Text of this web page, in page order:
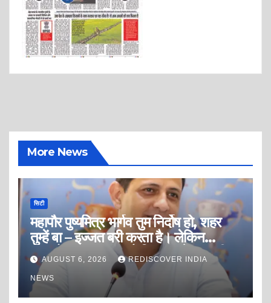
More News
सिटी
महापौर पुष्यमित्र भार्गव तुम निर्दोष हो, शहर
तुम्हें बा – इज्जत बरी करता है। लेकिन
अफसोस इस बात का है कि शहर के असली
आरोपी खुले आम सत्ता की मलाई और सरकार
का सुख भोग रहे है?
AUGUST 6, 2026 REDISCOVER INDIA
NEWS